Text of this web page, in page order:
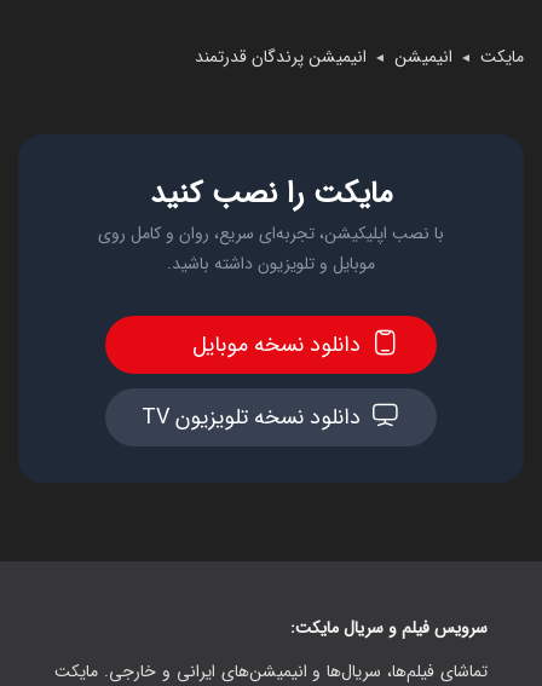
مایکت ◄ انیمیشن ◄ انیمیشن پرندگان قدرتمند
مایکت را نصب کنید
با نصب اپلیکیشن، تجربه‌ای سریع، روان و کامل روی
موبایل و تلویزیون داشته باشید.
دانلود نسخه موبایل
دانلود نسخه تلویزیون TV
سرویس فیلم و سریال مایکت:
تماشای فیلم‌ها، سریال‌ها و انیمیشن‌های ایرانی و خارجی. مایکت